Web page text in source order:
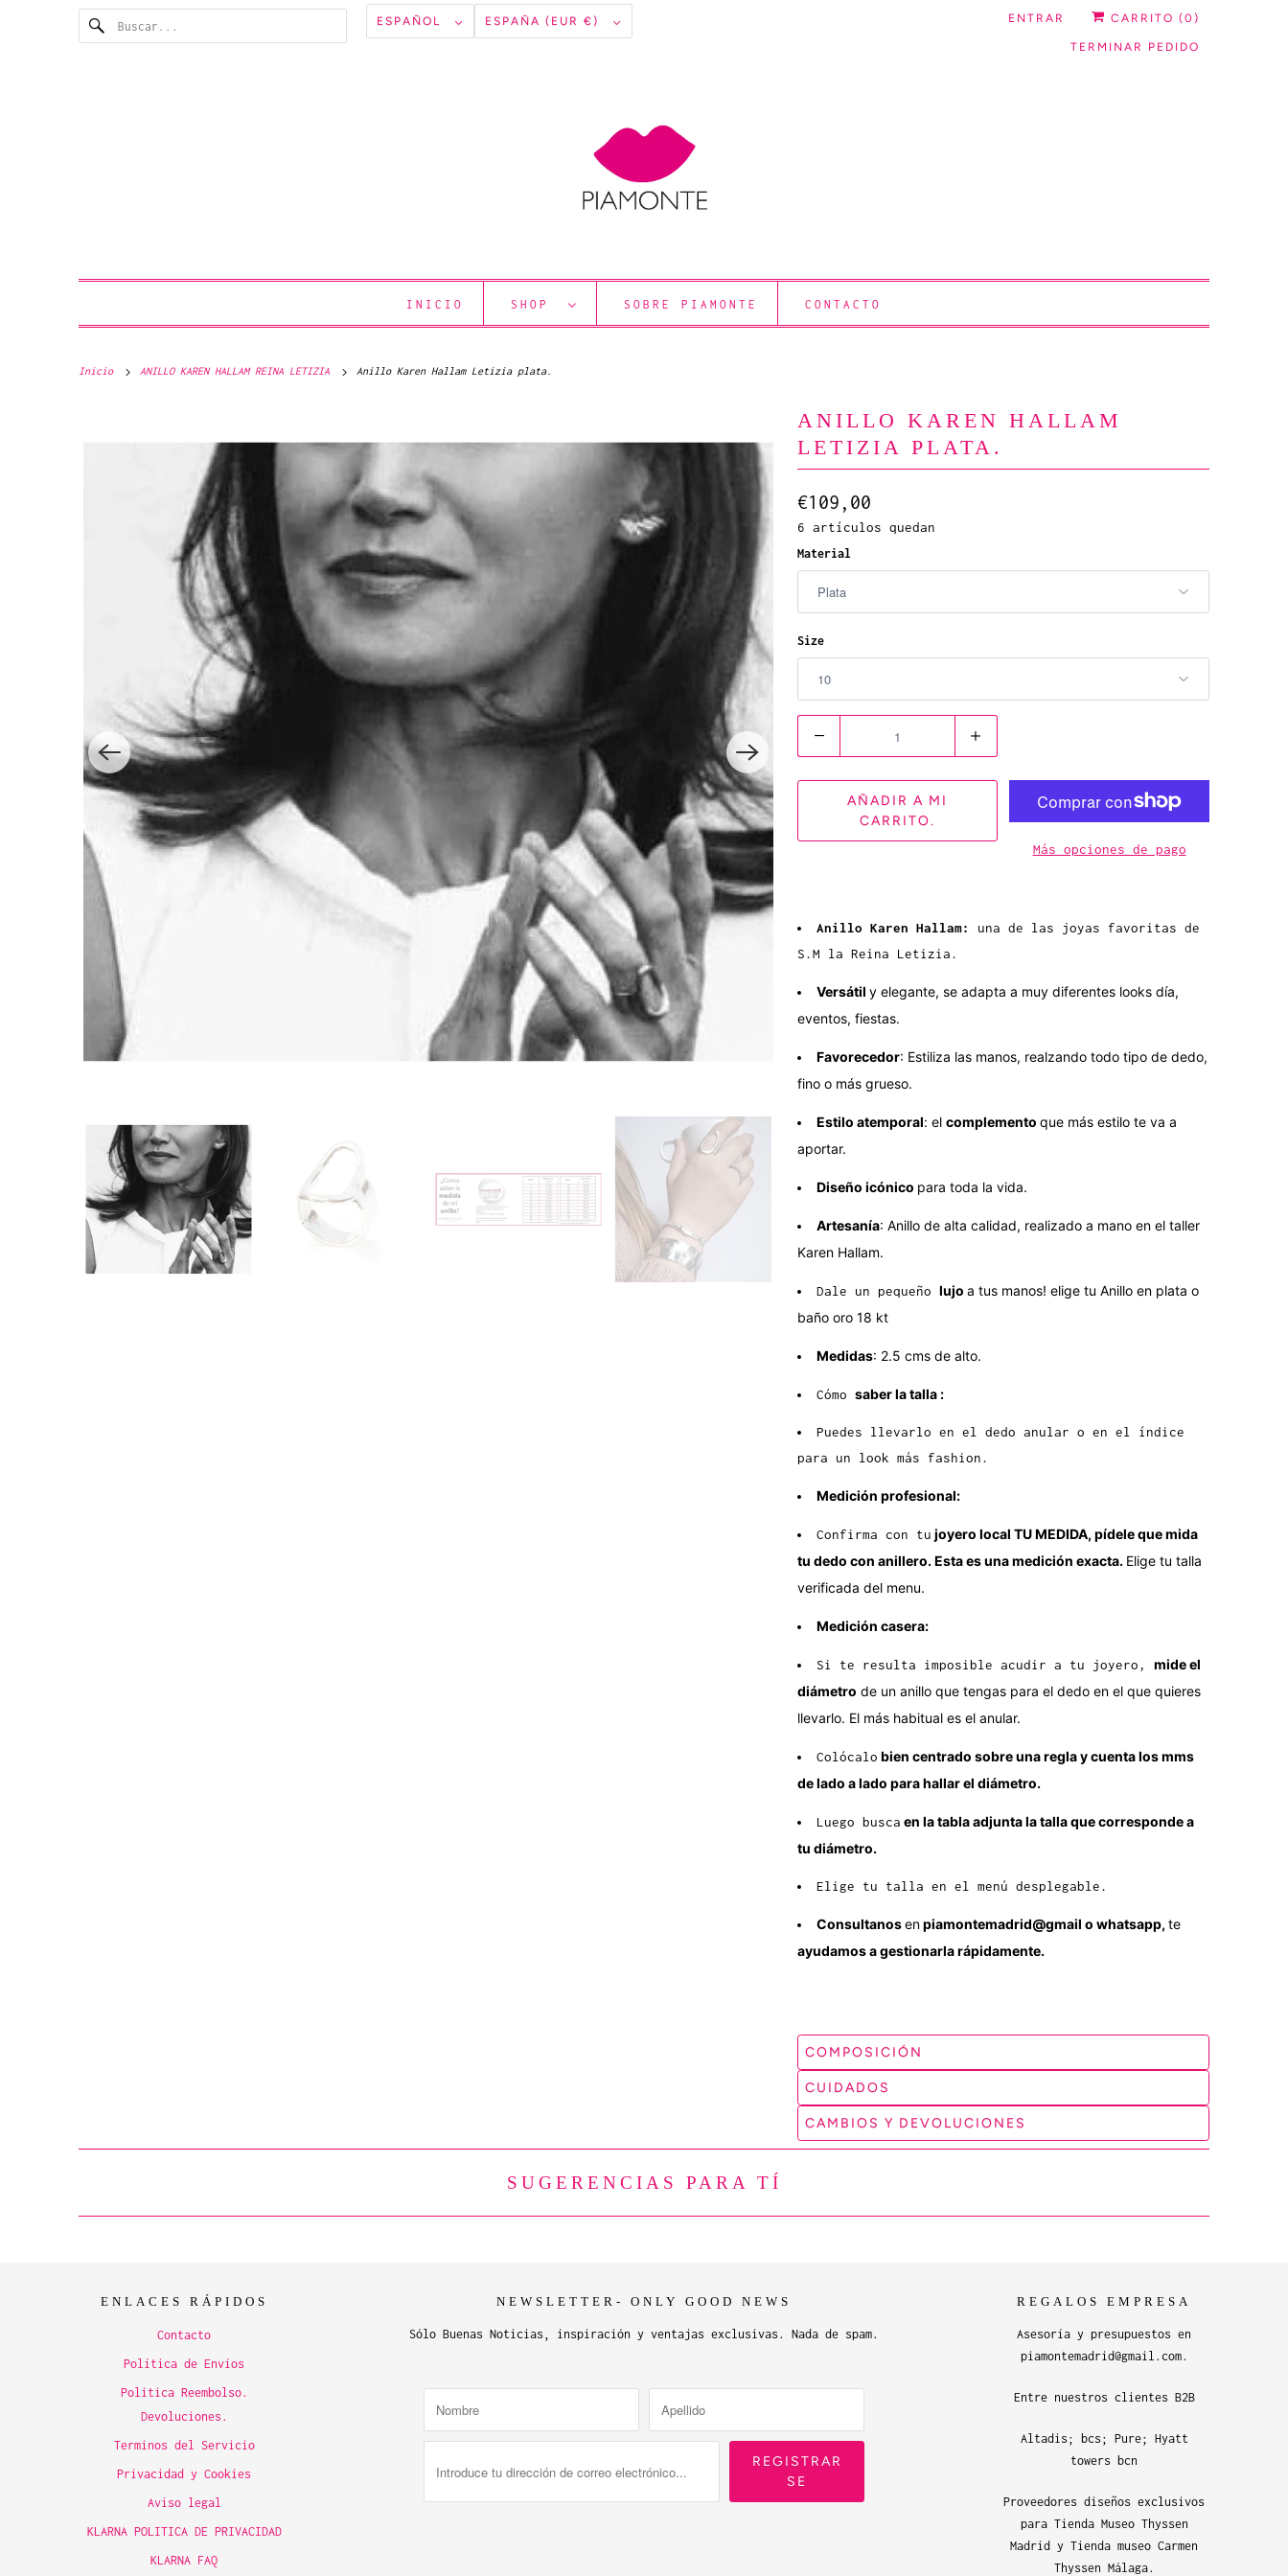
ESPAÑOL ESPAÑA (EUR €) ENTRAR CARRITO ( 0 )
TERMINAR PEDIDO
INICIO SHOP SOBRE PIAMONTE CONTACTO
Inicio ANILLO KAREN HALLAM REINA LETIZIA Anillo Karen Hallam Letizia plata.
ANILLO KAREN HALLAM
LETIZIA PLATA.
€109,00
6 artículos quedan
Material
Size
a
n
AÑADIR A MI
CARRITO.
Más opciones de pago
Anillo Karen Hallam: una de las joyas favoritas de
S.M la Reina Letizia.
Versátil y elegante, se adapta a muy diferentes looks día,
eventos, fiestas.
Favorecedor: Estiliza las manos, realzando todo tipo de dedo,
fino o más grueso.
Estilo atemporal: el complemento que más estilo te va a
aportar.
Diseño icónico para toda la vida.
Artesanía: Anillo de alta calidad, realizado a mano en el taller
Karen Hallam.
Dale un pequeño lujo a tus manos! elige tu Anillo en plata o
baño oro 18 kt
Medidas: 2.5 cms de alto.
Cómo saber la talla :
Puedes llevarlo en el dedo anular o en el índice
para un look más fashion.
Medición profesional:
Confirma con tu joyero local TU MEDIDA, pídele que mida
tu dedo con anillero. Esta es una medición exacta. Elige tu talla
verificada del menu.
Medición casera:
Si te resulta imposible acudir a tu joyero, mide el
diámetro de un anillo que tengas para el dedo en el que quieres
llevarlo. El más habitual es el anular.
Colócalo bien centrado sobre una regla y cuenta los mms
de lado a lado para hallar el diámetro.
Luego busca en la tabla adjunta la talla que corresponde a
tu diámetro.
Elige tu talla en el menú desplegable.
Consultanosenpiamontemadrid@gmail o whatsapp, te
ayudamos a gestionarla rápidamente.
COMPOSICIÓN
CUIDADOS
CAMBIOS Y DEVOLUCIONES
SUGERENCIAS PARA TÍ
ENLACES RÁPIDOS
Contacto
Política de Envíos
Politica Reembolso.
Devoluciones.
Terminos del Servicio
Privacidad y Cookies
Aviso legal
KLARNA POLITICA DE PRIVACIDAD
KLARNA FAQ
NEWSLETTER- ONLY GOOD NEWS
Sólo Buenas Noticias, inspiración y ventajas exclusivas. Nada de spam.
REGALOS EMPRESA
Asesoría y presupuestos en
piamontemadrid@gmail.com.
Entre nuestros clientes B2B
Altadis; bcs; Pure; Hyatt
towers bcn
Proveedores diseños exclusivos
para Tienda Museo Thyssen
Madrid y Tienda museo Carmen
Thyssen Málaga.